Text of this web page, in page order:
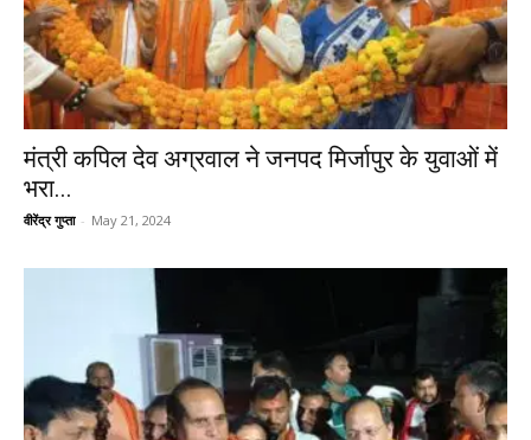
मंत्री कपिल देव अग्रवाल ने जनपद मिर्जापुर के युवाओं में
भरा...
वीरेंद्र गुप्ता - May 21, 2024